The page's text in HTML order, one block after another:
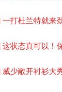
一打杜兰特就来
状态真可以！
威少敞开衬衫大